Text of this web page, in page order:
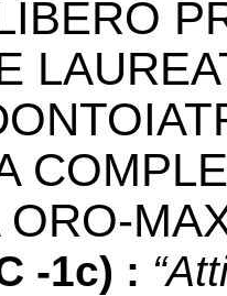
-1c) :